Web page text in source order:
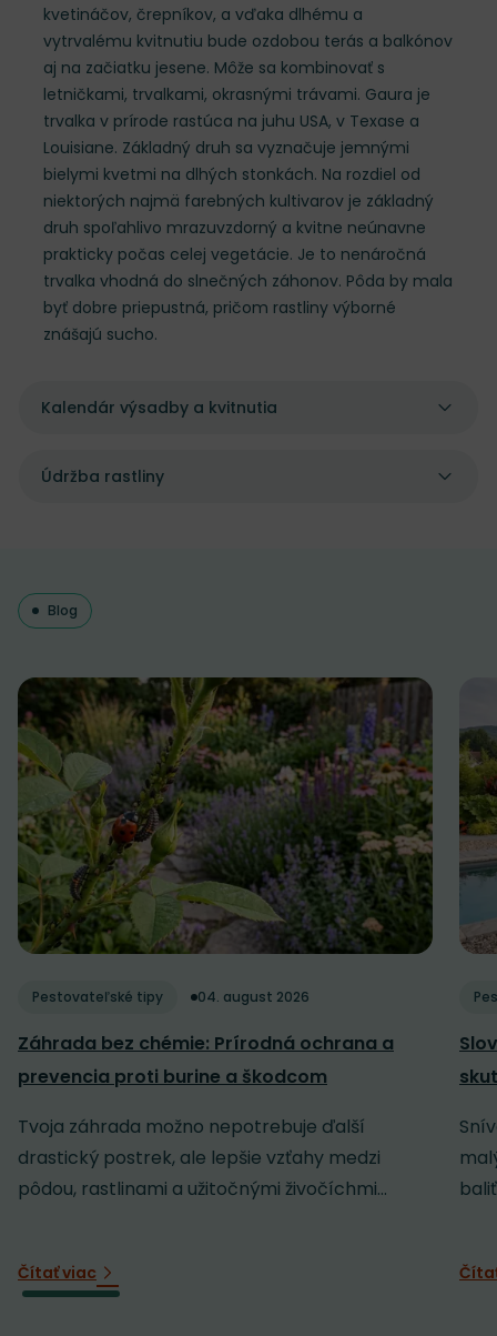
kvetináčov, črepníkov, a vďaka dlhému a
vytrvalému kvitnutiu bude ozdobou terás a balkónov
aj na začiatku jesene. Môže sa kombinovať s
letničkami, trvalkami, okrasnými trávami. Gaura je
trvalka v prírode rastúca na juhu USA, v Texase a
Louisiane. Základný druh sa vyznačuje jemnými
bielymi kvetmi na dlhých stonkách. Na rozdiel od
niektorých najmä farebných kultivarov je základný
druh spoľahlivo mrazuvzdorný a kvitne neúnavne
prakticky počas celej vegetácie. Je to nenáročná
trvalka vhodná do slnečných záhonov. Pôda by mala
byť dobre priepustná, pričom rastliny výborné
znášajú sucho.
Kalendár výsadby a kvitnutia
Údržba rastliny
Blog
Pestovateľské tipy 04. august 2026
Záhrada bez chémie: Prírodná ochrana a
prevencia proti burine a škodcom
Tvoja záhrada možno nepotrebuje ďalší
drastický postrek, ale lepšie vzťahy medzi
pôdou, rastlinami a užitočnými živočíchmi...
Čítať viac